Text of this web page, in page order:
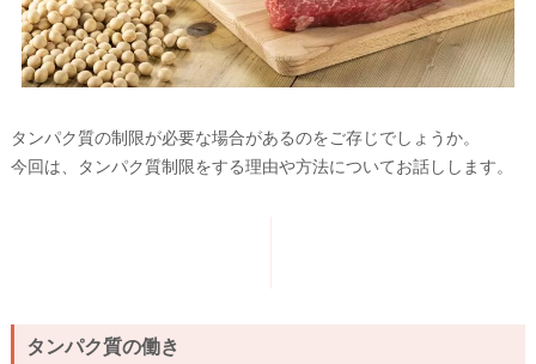
タンパク質の制限が必要な場合があるのをご存じでしょうか。
今回は、タンパク質制限をする理由や方法についてお話しします。
タンパク質の働き